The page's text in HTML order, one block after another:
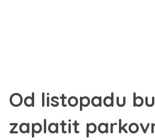
Od listopadu
zaplatit